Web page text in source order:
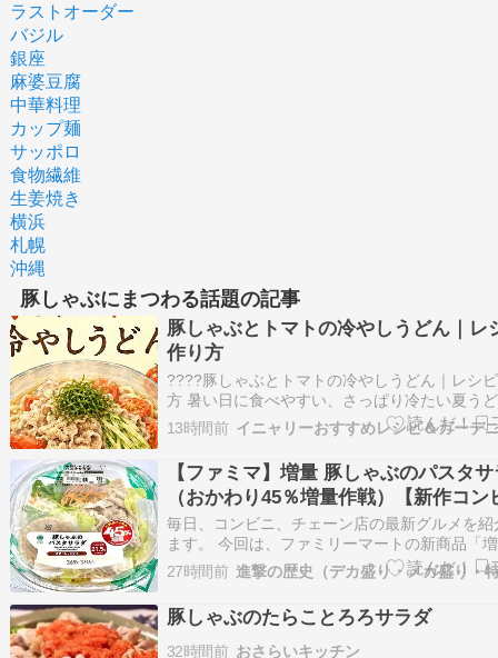
ラストオーダー
バジル
銀座
麻婆豆腐
中華料理
カップ麺
サッポロ
食物繊維
生姜焼き
横浜
札幌
沖縄
豚しゃぶにまつわる話題の記事
豚しゃぶとトマトの冷やしうどん｜レ
作り方
????豚しゃぶとトマトの冷やしうどん｜レシ
方 暑い日に食べやすい、さっぱり冷たい夏う
ャ????✨やわらかな豚しゃぶに、みずみずし
ときゅうりを合わせ、しょうがを効かせため
上げるニャン。豚肉・野菜・うどんを一皿で
ので、忙しい日の晩ごはんに…
13時間前 イニャリーおすすめレシピ＆ガーデ
【ファミマ】増量 豚しゃぶのパスタ
（おかわり45％増量作戦）【新作コン
ラダ】
毎日、コンビニ、チェーン店の最新グルメを紹
ます。 今回は、ファミリーマートの新商品「
ゃぶのパスタサラダ（おかわり45％増量作戦
界一詳しく調査しました。 【ファミマ】増量
のパスタサラダ（おかわり45％増量作戦）【
ビニサラダ】 2026年…
27時間前
豚しゃぶのたらことろろサラダ
32時間前 おさらいキッチン